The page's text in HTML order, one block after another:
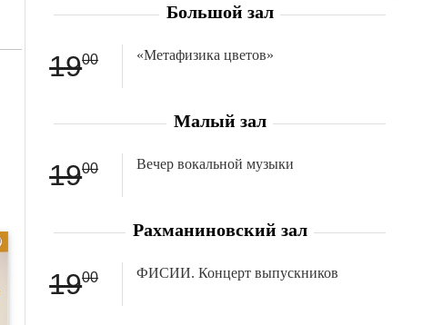
Большой зал
1900 «Метафизика цветов»
Малый зал
1900 Вечер вокальной музыки
Рахманиновский зал
1900 ФИСИИ. Концерт выпускников